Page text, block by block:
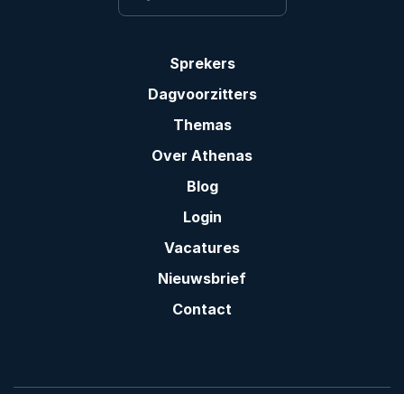
Sprekers
Dagvoorzitters
Themas
Over Athenas
Blog
Login
Vacatures
Nieuwsbrief
Contact